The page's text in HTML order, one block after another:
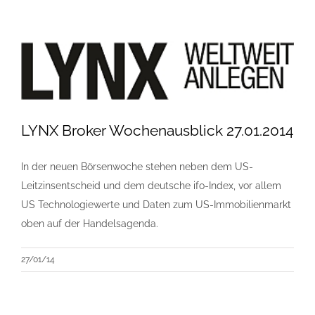
LYNX Broker Wochenausblick 27.01.2014
In der neuen Börsenwoche stehen neben dem US-
Leitzinsentscheid und dem deutsche ifo-Index, vor allem
US Technologiewerte und Daten zum US-Immobilienmarkt
oben auf der Handelsagenda.
27/01/14